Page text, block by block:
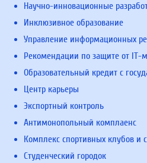
Научно-инновационные
Инклюзивное образование
Управление информационных
Рекомендации по защите от IT-
Образовательный кредит с
Центр карьеры
Экспортный контроль
Антимонопольный комплаенс
Комплекс спортивных клубов и
Студенческий городок